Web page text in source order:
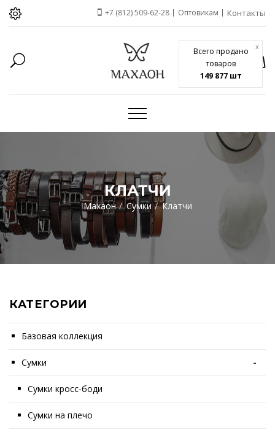
Всего продано
товаров
149 877 шт
x
+7 (812) 509-62-28 Оптовикам Контакты
КЛАТЧИ
Махаон Сумки Клатчи
КАТЕГОРИИ
Базовая коллекция
Сумки -
Сумки кросс-боди
Сумки на плечо